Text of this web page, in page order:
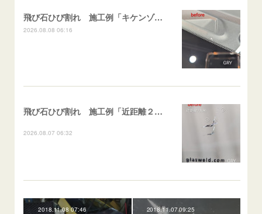
飛び石ひび割れ 施工例「キケンゾーン範囲・ストレートブレイク」フェアレディＺ
2026.08.08 06:16
飛び石ひび割れ 施工例「近距離２箇所・パーシャル系+ストレート系」CX-8
2026.08.07 06:32
2018.11.08 07:46 2018.11.07 09:25